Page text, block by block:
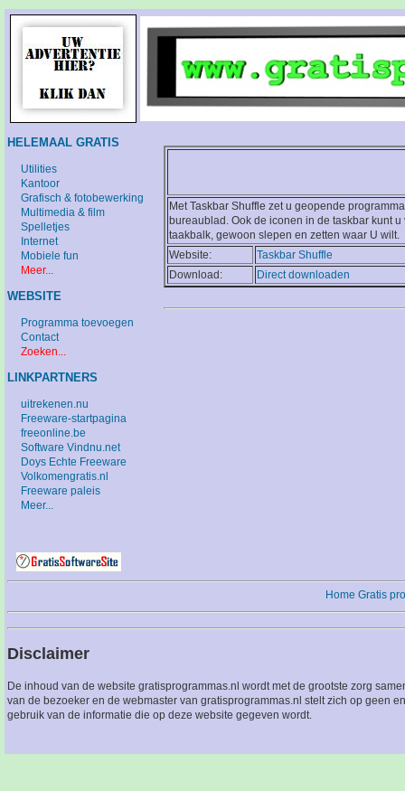
Met Taskbar Shuffle zet u geopende
bureaublad. Ook de iconen in de taskbar kunt
taakbalk, gewoon slepen en zetten waar U wilt.
Website:
Taskbar Shuffle
Download:
Direct downloaden
HELEMAAL GRATIS
Utilities
Kantoor
Grafisch & fotobewerking
Multimedia & film
Spelletjes
Internet
Mobiele fun
Meer...
WEBSITE
Programma toevoegen
Contact
Zoeken...
LINKPARTNERS
uitrekenen.nu
Freeware-startpagina
freeonline.be
Software Vindnu.net
Doys Echte Freeware
Volkomengratis.nl
Freeware paleis
Meer...
Home Gratis
Disclaimer
De inhoud van de website gratisprogrammas.nl wordt met de grootste zorg
van de bezoeker en de webmaster van gratisprogrammas.nl stelt zich op geen
gebruik van de informatie die op deze website gegeven wordt.